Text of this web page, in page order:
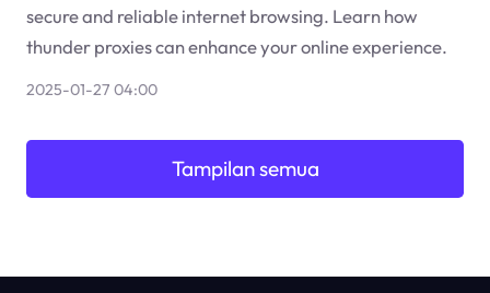
secure and reliable internet browsing. Learn how
thunder proxies can enhance your online experience.
2025-01-27 04:00
Tampilan semua